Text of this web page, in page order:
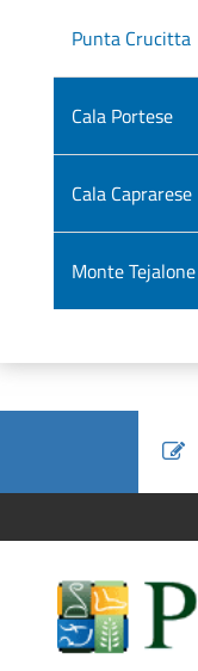
Punta Crucitta
Cala Portese
Cala Caprarese
Monte Tejalone